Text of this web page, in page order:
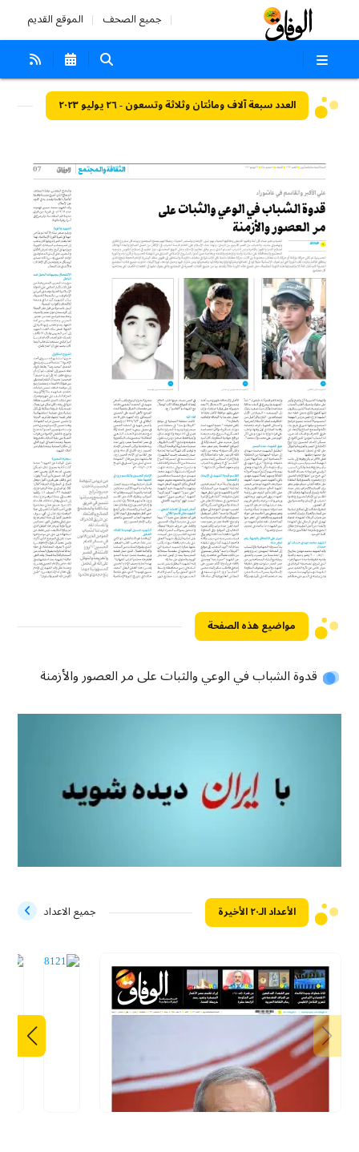
جميع الصحف الموقع القديم
العدد سبعة آلاف ومائتان وثلاثة وتسعون - ٢٦ يوليو ٢٠٢٣
مواضيع هذه الصفحة
قدوة الشباب في الوعي والثبات على مر العصور والأزمنة
الأعداد الـ۲۰ الأخيرة جميع الاعداد